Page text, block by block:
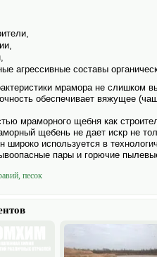
агрессивные составы
мрамора не
обеспечивает вяжущее
мраморного щебня как
щебень не дает искр не
широко исполь­зуется в
пары и горючие
песок